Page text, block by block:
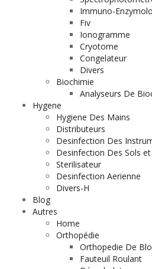
Immuno-
Fiv
Ionogramme
Cryotome
Congelateur
Divers
Biochimie
Analyseurs De
Hygene
Hygiene Des Mains
Distributeurs
Desinfection Des
Desinfection Des Sols
Sterilisateur
Desinfection Aerienne
Divers-H
Blog
Autres
Home
Orthopédie
Orthopedie De
Fauteuil Roulant